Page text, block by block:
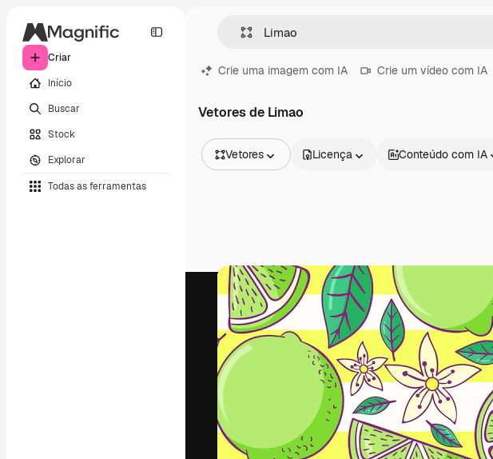
Criar
Início
Buscar
Stock
Explorar
Todas as ferramentas
Crie uma imagem com IA Crie um vídeo com IA
Vetores de Limao
Vetores
Vídeos
Clipes de vídeo
Animações
Modelos de vídeos
Ícones
Modelos 3D
Fontes
Licença Conteúdo com IA
A plataforma criativa para você direcionar
seu melhor trabalho. Mais de 1 milhão de
assinantes entre criativos, empresas,
agências e estúdios.
Português